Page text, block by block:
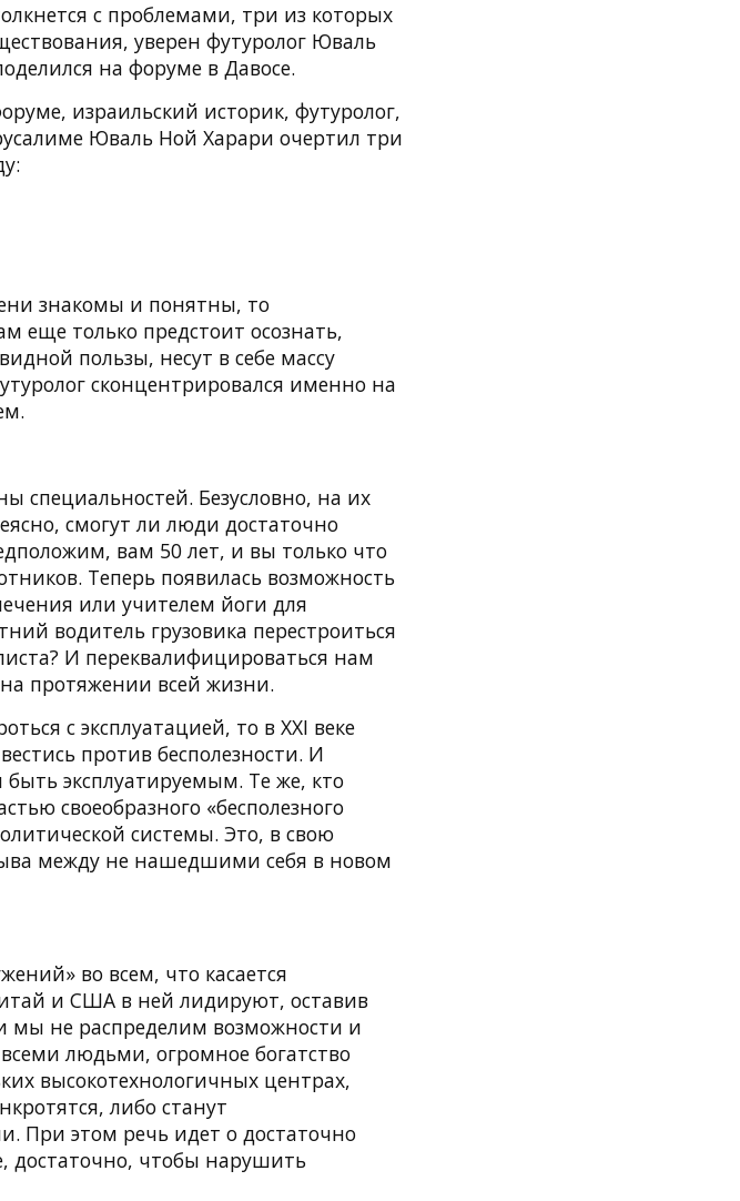
с проблемами, три из которых
уверен футуролог Юваль
на форуме в Давосе.
израильский историк, футуролог,
Юваль Ной Харари очертил три
знакомы и понятны, то
еще только предстоит осознать,
пользы, несут в себе массу
сконцентрировался именно на
специальностей. Безусловно, на их
смогут ли люди достаточно
вам 50 лет, и вы только что
Теперь появилась возможность
или учителем йоги для
водитель грузовика перестроиться
И переквалифицироваться нам
протяжении всей жизни.
с эксплуатацией, то в XXI веке
против бесполезности. И
быть эксплуатируемым. Те же, кто
своеобразного «бесполезного
системы. Это, в свою
между не нашедшими себя в новом
во всем, что касается
и США в ней лидируют, оставив
мы не распределим возможности и
людьми, огромное богатство
высокотехнологичных центрах,
либо станут
При этом речь идет о достаточно
достаточно, чтобы нарушить